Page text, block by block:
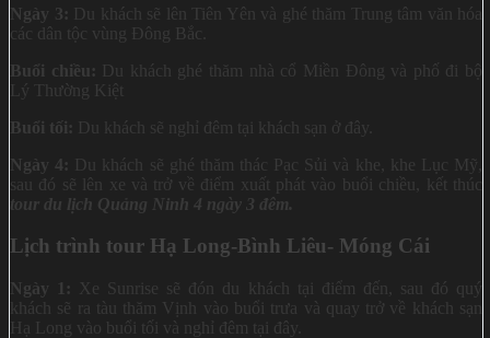
Ngày 3: Du khách sẽ lên Tiên Yên và ghé thăm Trung tâm văn hóa
các dân tộc vùng Đông Bắc.
Buổi chiều: Du khách ghé thăm nhà cổ Miền Đông và phố đi bộ
Lý Thường Kiệt
Buổi tối: Du khách sẽ nghỉ đêm tại khách sạn ở đây.
Ngày 4: Du khách sẽ ghé thăm thác Pạc Sủi và khe, khe Lục Mỹ,
sau đó sẽ lên xe và trở về điểm xuất phát vào buổi chiều, kết thúc
tour du lịch Quảng Ninh 4 ngày 3 đêm.
Lịch trình tour Hạ Long-Bình Liêu- Móng Cái
Ngày 1:
Xe Sunrise sẽ đón du khách tại điểm đến, sau đó quý
khách sẽ ra tàu thăm Vịnh vào buổi trưa và quay trở về khách sạn
Hạ Long vào buổi tối và nghỉ đêm tại đây.